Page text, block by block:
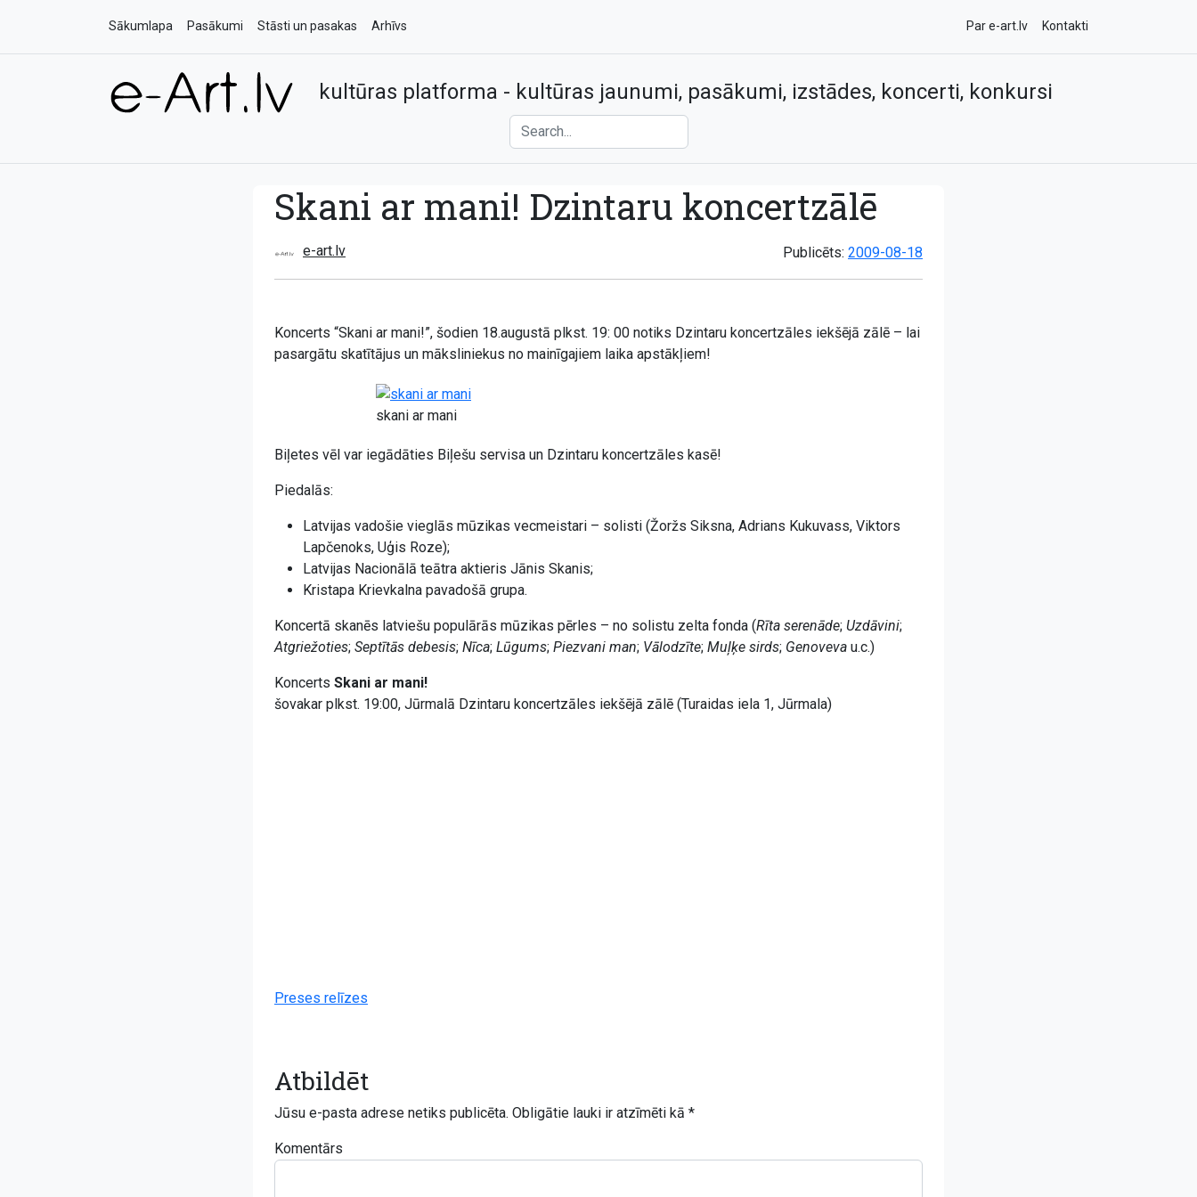
Sākumlapa Pasākumi Stāsti un pasakas Arhīvs Par e-art.lv Kontakti
kultūras platforma - kultūras jaunumi, pasākumi, izstādes, koncerti, konkursi
Skani ar mani! Dzintaru koncertzālē
e-art.lv Publicēts: 2009-08-18
Koncerts “Skani ar mani!”, šodien 18.augustā plkst. 19: 00 notiks Dzintaru koncertzāles iekšējā zālē – lai
pasargātu skatītājus un māksliniekus no mainīgajiem laika apstākļiem!
skani ar mani
Biļetes vēl var iegādāties Biļešu servisa un Dzintaru koncertzāles kasē!
Piedalās:
Latvijas vadošie vieglās mūzikas vecmeistari – solisti (Žoržs Siksna, Adrians Kukuvass, Viktors
Lapčenoks, Uģis Roze);
Latvijas Nacionālā teātra aktieris Jānis Skanis;
Kristapa Krievkalna pavadošā grupa.
Koncertā skanēs latviešu populārās mūzikas pērles – no solistu zelta fonda (Rīta serenāde; Uzdāvini;
Atgriežoties; Septītās debesis; Nīca; Lūgums; Piezvani man; Vālodzīte; Muļķe sirds; Genoveva u.c.)
Koncerts Skani ar mani!
šovakar plkst. 19:00, Jūrmalā Dzintaru koncertzāles iekšējā zālē (Turaidas iela 1, Jūrmala)
Preses relīzes
Atbildēt
Jūsu e-pasta adrese netiks publicēta. Obligātie lauki ir atzīmēti kā *
Komentārs